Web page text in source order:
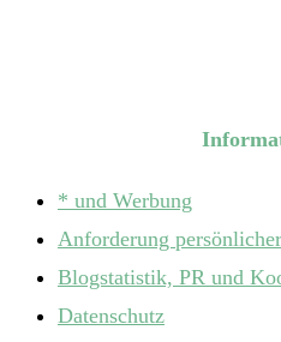
* und Werbung
Anforderung
Blogstatistik, PR und
Datenschutz